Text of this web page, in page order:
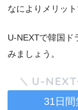
なによりメリット
U-NEXTで韓国ド
みましょう。
U-
31日